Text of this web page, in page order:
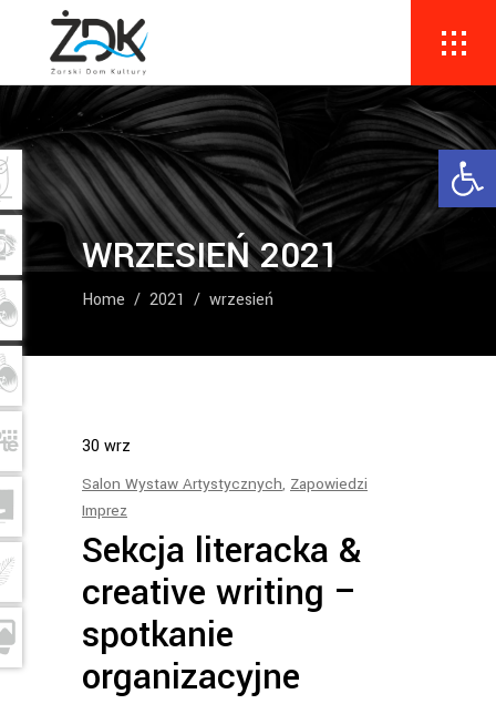
WRZESIEŃ 2021
Home / 2021 / wrzesień
30wrz
Salon Wystaw Artystycznych, Zapowiedzi
Imprez
Sekcja literacka &
creative writing –
spotkanie
organizacyjne